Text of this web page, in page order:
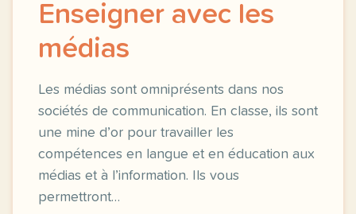
Enseigner avec les
médias
Les médias sont omniprésents dans nos
sociétés de communication. En classe, ils sont
une mine d’or pour travailler les
compétences en langue et en éducation aux
médias et à l’information. Ils vous
permettront…